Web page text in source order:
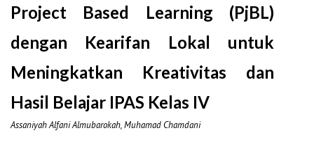
Project Based Learning (PjBL)
dengan Kearifan Lokal untuk
Meningkatkan Kreativitas dan
Hasil Belajar IPAS Kelas IV
Assaniyah Alfani Almubarokah, Muhamad Chamdani